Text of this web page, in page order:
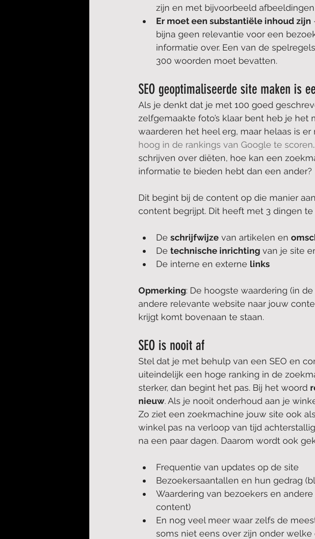
zijn en met bijvoorbeeld afbeeldingen
Er moet een substantiële inhoud zijn
bijna geen relevantie voor een
informatie over. Een van de
300 woorden moet bevatten.
SEO geoptimaliseerde site maken is
Als je denkt dat je met 100 goed
zelfgemaakte foto’s klaar bent heb je
waarderen het heel erg, maar helaas is
hoog in de rankings van Google te scoren
schrijven over diëten, hoe kan een
informatie te bieden hebt dan een ander?
Dit begint bij de content op die manier
content begrijpt. Dit heeft met 3 dingen te
De schrijfwijze van artikelen en
De technische inrichting van je site
De interne en externe links
Opmerking: De hoogste waardering (in
andere relevante website naar jouw
krijgt komt bovenaan te staan.
SEO is nooit af
Stel dat je met behulp van een SEO en
uiteindelijk een hoge ranking in de
sterker, dan begint het pas. Bij het woord
nieuw. Als je nooit onderhoud aan je
Zo ziet een zoekmachine jouw site ook
winkel pas na verloop van tijd
na een paar dagen. Daarom wordt ook
Frequentie van updates op de site
Bezoekersaantallen en hun gedrag
Waardering van bezoekers en
content)
En nog veel meer waar zelfs de
soms niet eens over zijn onder